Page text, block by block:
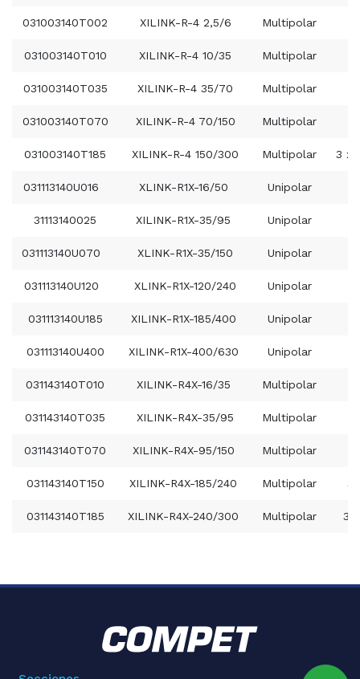
031003140T002 XILINK-R-4 2,5/6 Multipolar
031003140T010 XILINK-R-4 10/35 Multipolar
031003140T035 XILINK-R-4 35/70 Multipolar
031003140T070 XILINK-R-4 70/150 Multipolar
031003140T185 XILINK-R-4 150/300 Multipolar 3 x
031113140U016 XLINK-R1X-16/50 Unipolar
31113140025 XILINK-R1X-35/95 Unipolar
031113140U070 XLINK-R1X-35/150 Unipolar
031113140U120 XLINK-R1X-120/240 Unipolar
031113140U185 XILINK-R1X-185/400 Unipolar
031113140U400 XILINK-R1X-400/630 Unipolar
031143140T010 XILINK-R4X-16/35 Multipolar
031143140T035 XILINK-R4X-35/95 Multipolar
031143140T070 XILINK-R4X-95/150 Multipolar
031143140T150 XILINK-R4X-185/240 Multipolar
031143140T185 XILINK-R4X-240/300 Multipolar